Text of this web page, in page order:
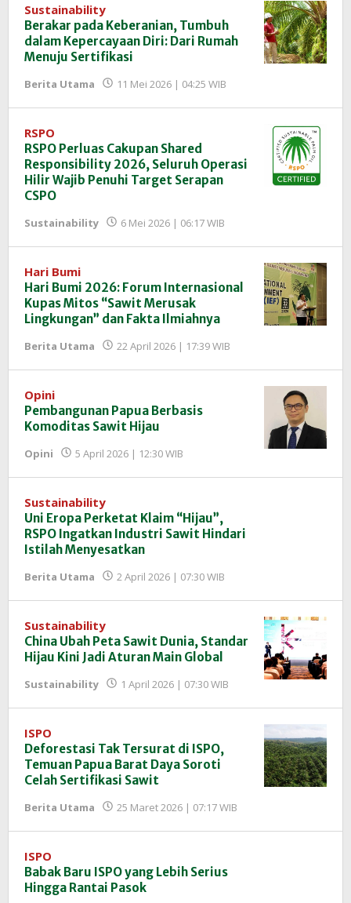
Sustainability
Berakar pada Keberanian, Tumbuh
dalam Kepercayaan Diri: Dari Rumah
Menuju Sertifikasi
Berita Utama 11 Mei 2026 | 04:25 WIB
InfoSAWIT
RSPO
RSPO Perluas Cakupan Shared
Responsibility 2026, Seluruh Operasi
Hilir Wajib Penuhi Target Serapan
CSPO
Sustainability 6 Mei 2026 | 06:17 WIB
InfoSAWIT
Hari Bumi
Hari Bumi 2026: Forum Internasional
Kupas Mitos “Sawit Merusak
Lingkungan” dan Fakta Ilmiahnya
Berita Utama 22 April 2026 | 17:39 WIB
InfoSAWIT
Opini
Pembangunan Papua Berbasis
Komoditas Sawit Hijau
Opini 5 April 2026 | 12:30 WIB
InfoSAWIT
Sustainability
Uni Eropa Perketat Klaim “Hijau”,
RSPO Ingatkan Industri Sawit Hindari
Istilah Menyesatkan
Berita Utama 2 April 2026 | 07:30 WIB
InfoSAWIT
Sustainability
China Ubah Peta Sawit Dunia, Standar
Hijau Kini Jadi Aturan Main Global
Sustainability 1 April 2026 | 07:30 WIB
InfoSAWIT
ISPO
Deforestasi Tak Tersurat di ISPO,
Temuan Papua Barat Daya Soroti
Celah Sertifikasi Sawit
Berita Utama 25 Maret 2026 | 07:17 WIB
InfoSAWIT
ISPO
Babak Baru ISPO yang Lebih Serius
Hingga Rantai Pasok